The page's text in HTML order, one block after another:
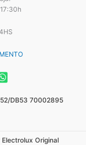
DB53 70002895
Original